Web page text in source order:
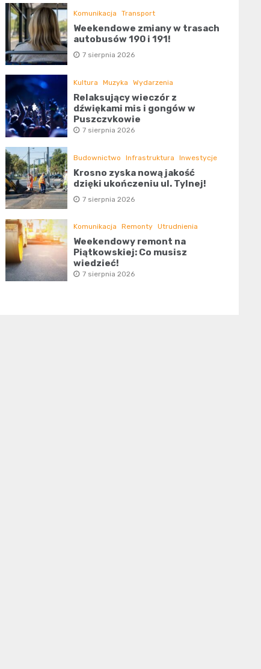
Komunikacja Transport
Weekendowe zmiany w trasach
autobusów 190 i 191!
7 sierpnia 2026
Kultura Muzyka Wydarzenia
Relaksujący wieczór z
dźwiękami mis i gongów w
Puszczykowie
7 sierpnia 2026
Budownictwo Infrastruktura Inwestycje
Krosno zyska nową jakość
dzięki ukończeniu ul. Tylnej!
7 sierpnia 2026
Komunikacja Remonty Utrudnienia
Weekendowy remont na
Piątkowskiej: Co musisz
wiedzieć!
7 sierpnia 2026